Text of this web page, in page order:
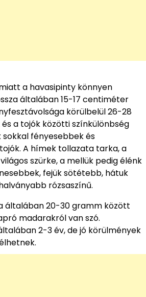
a havasipinty könnyen
általában 15-17 centiméter
körülbelül 26-28
a tojók közötti színkülönbség
fényesebbek és
A hímek tollazata tarka, a
szürke, a mellük pedig élénk
fejük sötétebb, hátuk
rózsaszínű.
általában 20-30 gramm között
madarakról van szó.
2-3 év, de jó körülmények